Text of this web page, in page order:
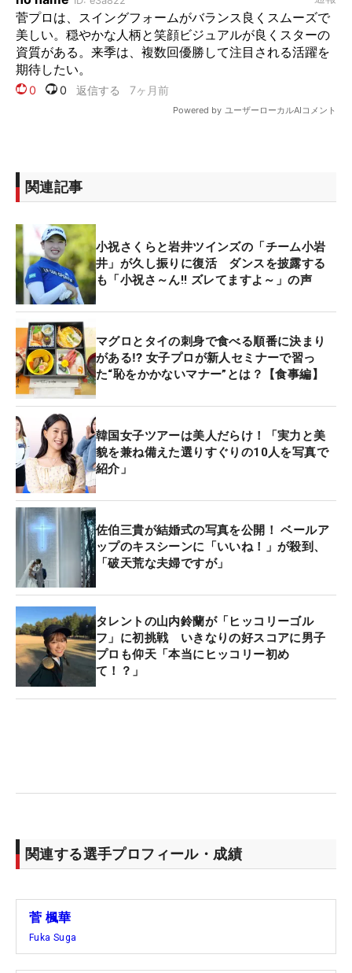
関連記事
小祝さくらと岩井ツインズの「チーム小岩
井」が久し振りに復活 ダンスを披露する
も「小祝さ～ん!! ズレてますよ～」の声
マグロとタイの刺身で食べる順番に決まり
がある⁉ 女子プロが新人セミナーで習っ
た“恥をかかないマナー”とは？【食事編】
韓国女子ツアーは美人だらけ！「実力と美
貌を兼ね備えた選りすぐりの10人を写真で
紹介」
佐伯三貴が結婚式の写真を公開！ ベールア
ップのキスシーンに「いいね！」が殺到、
「破天荒な夫婦ですが」
タレントの山内鈴蘭が「ヒッコリーゴル
フ」に初挑戦 いきなりの好スコアに男子
プロも仰天「本当にヒッコリー初め
て！？」
関連する選手プロフィール・成績
菅 楓華
Fuka Suga